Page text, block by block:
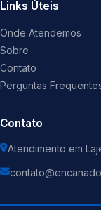
Links Úteis
Onde Atendemos
Sobre
Contato
Perguntas
Contato
Atendimento em